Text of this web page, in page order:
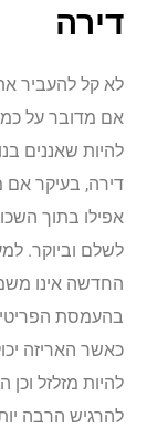
דירה
לא קל להעביר
אם מדובר על
להיות שאננים
דירה, בעיקר אם
אפילו בתוך
לשלם וביוקר.
החדשה אינו
בהעמסת
כאשר האריזה
להיות מזלזל
להרגיש הרבה